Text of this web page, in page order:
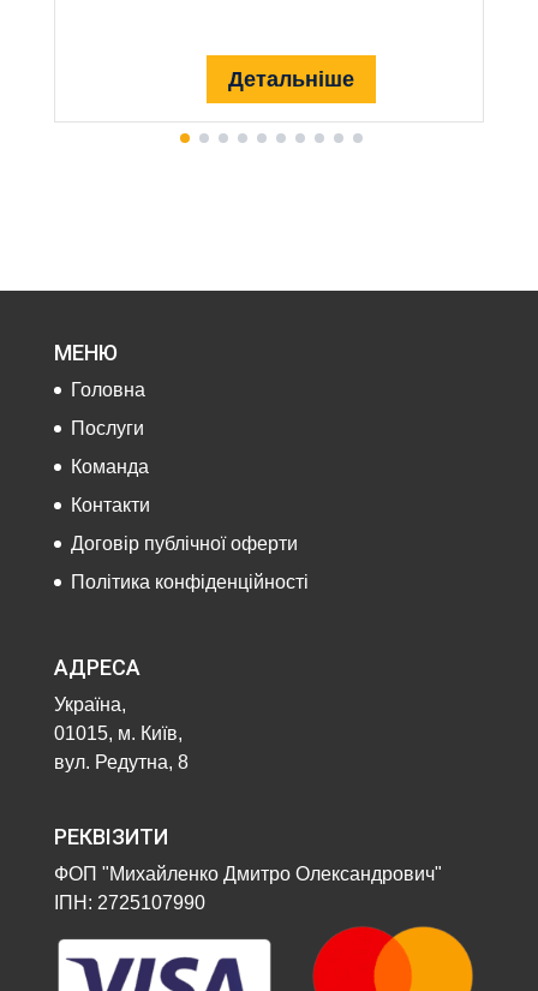
Детальніше
МЕНЮ
Головна
Послуги
Команда
Контакти
Договір публічної оферти
Політика конфіденційності
АДРЕСА
Україна,
01015, м. Київ,
вул. Редутна, 8
РЕКВІЗИТИ
ФОП "Михайленко Дмитро Олександрович"
ІПН: 2725107990